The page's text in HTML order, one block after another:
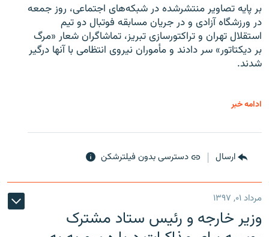
بر پایه تصاویر منتشرشده در شبکه‌های اجتماعی، روز جمعه
در ورزشگاه آزادی و در جریان مسابقه فوتبال دو تیم
استقلال تهران و تراکتورسازی تبریز، تماشاگران شعار «مرگ
بر دیکتاتور» سر دادند و مأموران نیروی انتظامی با آنها درگیر
شدند.
ادامه خبر
ارسال دسترسی بدون فیلترشکن
مرداد ۰۱, ۱۳۹۷
وزیر خارجه و رئیس‌ ستاد مشترک